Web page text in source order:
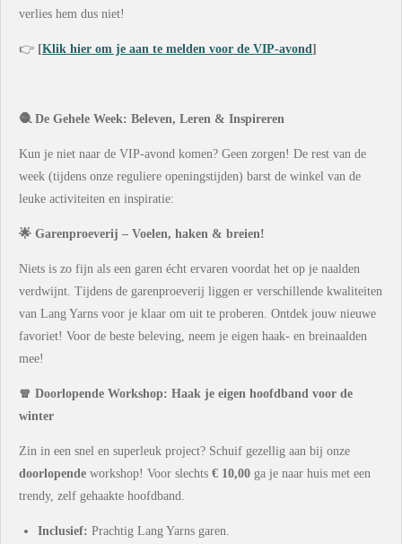
verlies hem dus niet!
👉 [Klik hier om je aan te melden voor de VIP-avond]
🧶 De Gehele Week: Beleven, Leren & Inspireren
Kun je niet naar de VIP-avond komen? Geen zorgen! De rest van de
week (tijdens onze reguliere openingstijden) barst de winkel van de
leuke activiteiten en inspiratie:
🌟 Garenproeverij – Voelen, haken & breien!
Niets is zo fijn als een garen écht ervaren voordat het op je naalden
verdwijnt. Tijdens de garenproeverij liggen er verschillende kwaliteiten
van Lang Yarns voor je klaar om uit te proberen. Ontdek jouw nieuwe
favoriet! Voor de beste beleving, neem je eigen haak- en breinaalden
mee!
🧣 Doorlopende Workshop: Haak je eigen hoofdband voor de
winter
Zin in een snel en superleuk project? Schuif gezellig aan bij onze
doorlopende workshop! Voor slechts € 10,00 ga je naar huis met een
trendy, zelf gehaakte hoofdband.
Inclusief: Prachtig Lang Yarns garen.